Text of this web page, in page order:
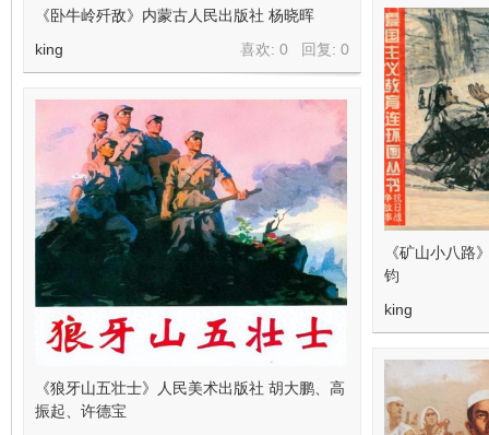
《卧牛岭歼敌》内蒙古人民出版社 杨晓晖
喜欢: 0 回复: 0
king
《矿山小八路
钧
king
《狼牙山五壮士》人民美术出版社 胡大鹏、高
振起、许德宝